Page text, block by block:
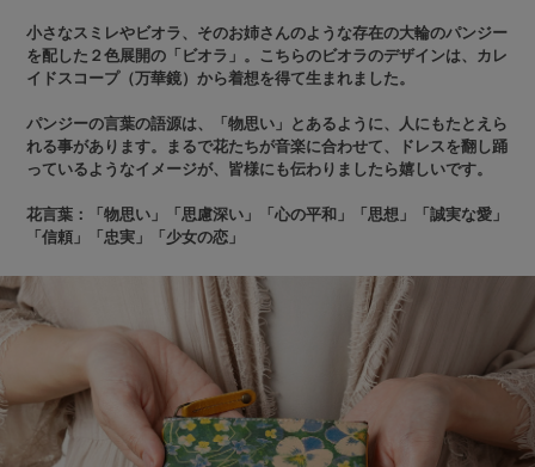
小さなスミレやビオラ、そのお姉さんのような存在の大輪のパンジー
を配した２色展開の「ビオラ」。こちらのビオラのデザインは、カレ
イドスコープ（万華鏡）から着想を得て生まれました。
パンジーの言葉の語源は、「物思い」とあるように、人にもたとえら
れる事があります。まるで花たちが音楽に合わせて、ドレスを翻し踊
っているようなイメージが、皆様にも伝わりましたら嬉しいです。
花言葉：「物思い」「思慮深い」「心の平和」「思想」「誠実な愛」
「信頼」「忠実」「少女の恋」